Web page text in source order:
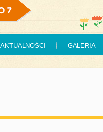
AKTUALNOŚCI GALERIA